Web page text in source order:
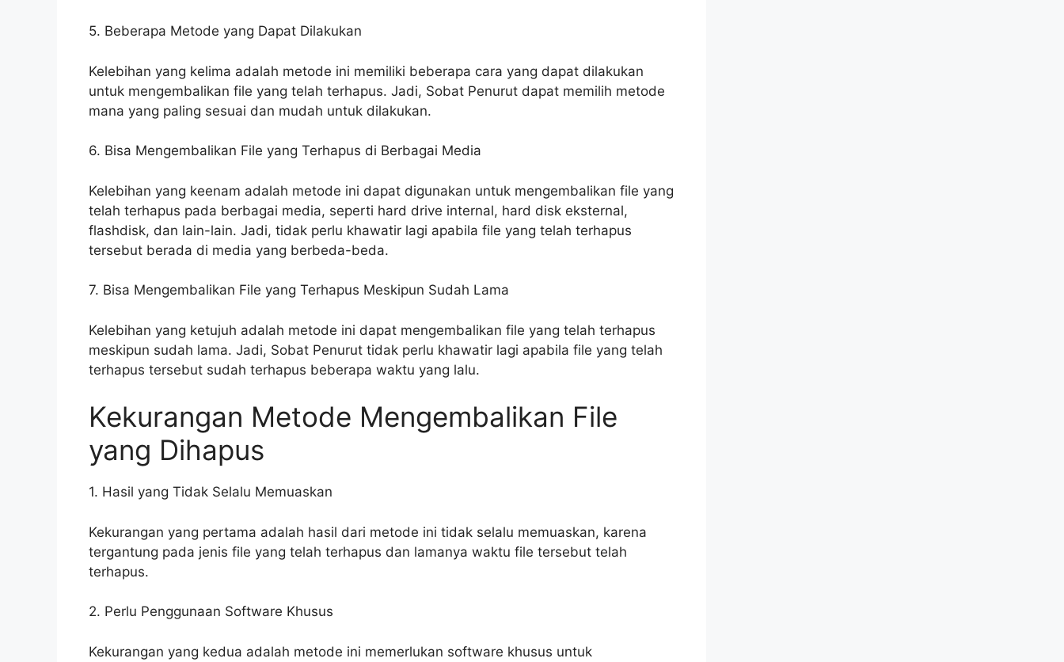
5. Beberapa Metode yang Dapat Dilakukan
Kelebihan yang kelima adalah metode ini memiliki beberapa cara yang dapat dilakukan
untuk mengembalikan file yang telah terhapus. Jadi, Sobat Penurut dapat memilih metode
mana yang paling sesuai dan mudah untuk dilakukan.
6. Bisa Mengembalikan File yang Terhapus di Berbagai Media
Kelebihan yang keenam adalah metode ini dapat digunakan untuk mengembalikan file yang
telah terhapus pada berbagai media, seperti hard drive internal, hard disk eksternal,
flashdisk, dan lain-lain. Jadi, tidak perlu khawatir lagi apabila file yang telah terhapus
tersebut berada di media yang berbeda-beda.
7. Bisa Mengembalikan File yang Terhapus Meskipun Sudah Lama
Kelebihan yang ketujuh adalah metode ini dapat mengembalikan file yang telah terhapus
meskipun sudah lama. Jadi, Sobat Penurut tidak perlu khawatir lagi apabila file yang telah
terhapus tersebut sudah terhapus beberapa waktu yang lalu.
Kekurangan Metode Mengembalikan File
yang Dihapus
1. Hasil yang Tidak Selalu Memuaskan
Kekurangan yang pertama adalah hasil dari metode ini tidak selalu memuaskan, karena
tergantung pada jenis file yang telah terhapus dan lamanya waktu file tersebut telah
terhapus.
2. Perlu Penggunaan Software Khusus
Kekurangan yang kedua adalah metode ini memerlukan software khusus untuk